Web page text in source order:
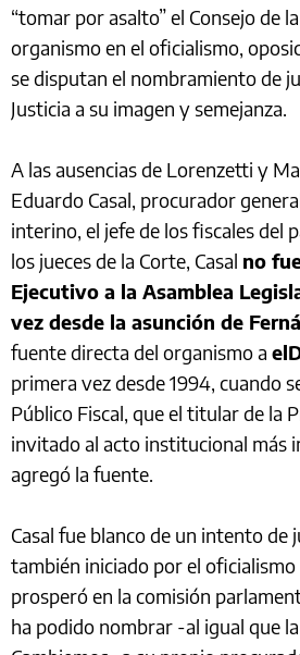
“tomar por asalto” el Consejo de
organismo en el oficialismo,
se disputan el nombramiento de
Justicia a su imagen y semejanza.
A las ausencias de Lorenzetti y
Eduardo Casal, procurador
interino, el jefe de los fiscales del
los jueces de la Corte, Casal no
Ejecutivo a la Asamblea
vez desde la asunción de
fuente directa del organismo a
primera vez desde 1994, cuando
Público Fiscal, que el titular de la
invitado al acto institucional más
agregó la fuente.
Casal fue blanco de un intento de
también iniciado por el
prosperó en la comisión
ha podido nombrar -al igual que